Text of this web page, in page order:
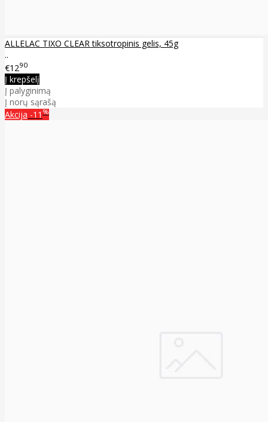
ALLELAC TIXO CLEAR tiksotropinis gelis, 45g
..
€1290
Į krepšelį
Į palyginimą
Į norų sąrašą
Akcija -11 %